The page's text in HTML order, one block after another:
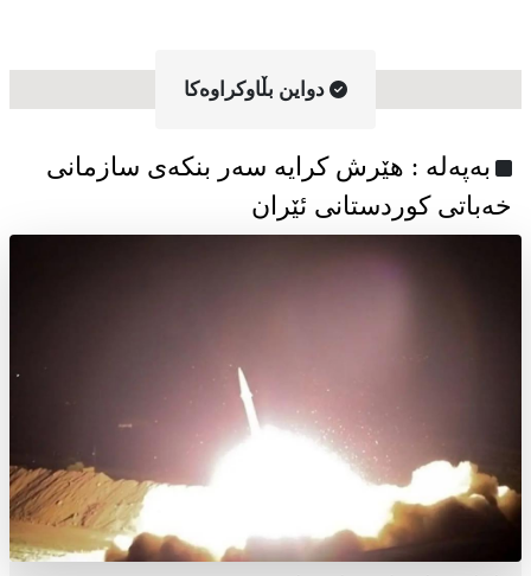
دواین بڵاوکراوه‌کا
به‌په‌له‌ : هێرش کرایە سەر بنکەی سازمانی
خەباتی کوردستانی ئێران